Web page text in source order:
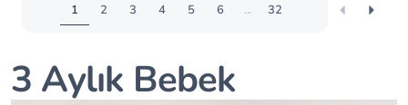
1 2 3 4 5 6 ... 32
3 Aylık Bebek